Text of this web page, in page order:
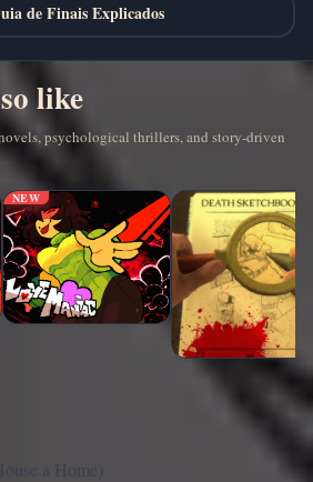
de Finais Explicados
like
psychological thrillers, and story-driven
NEW
a Home)